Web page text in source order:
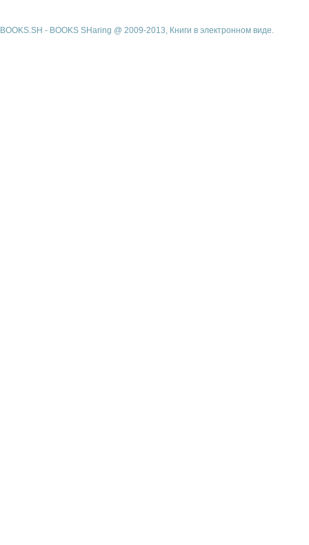
BOOKS.SH - BOOKS SHaring @ 2009-2013, Книги в электронном виде.